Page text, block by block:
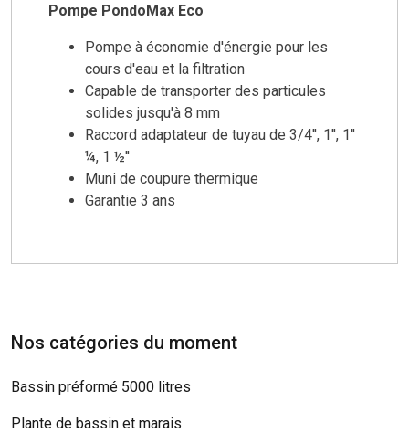
Pompe PondoMax Eco
Pompe à économie d'énergie pour les
cours d'eau et la filtration
Capable de transporter des particules
solides jusqu'à 8 mm
Raccord adaptateur de tuyau de 3/4'', 1'', 1''
¼, 1 ½''
Muni de coupure thermique
Garantie 3 ans
Nos catégories du moment
Bassin préformé 5000 litres
Plante de bassin et marais